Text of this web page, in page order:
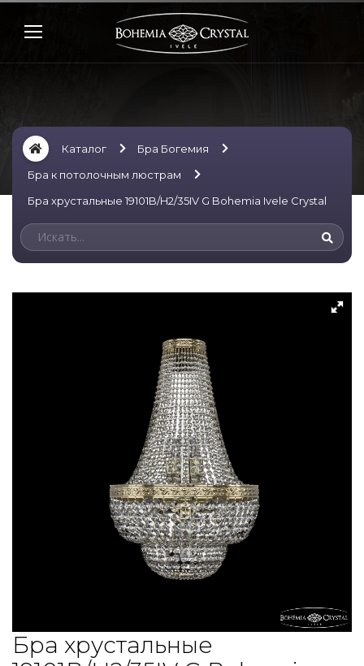
Каталог
Бра Богемия
Бра к потолочным люстрам
Бра хрустальные 19101B/H2/35IV G Bohemia Ivele Crystal
Бра хрустальные